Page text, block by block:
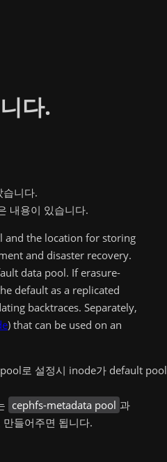
다.
니다.
내용이 있습니다.
and the location for storing
and disaster recovery.
data pool. If erasure-
default as a replicated
backtraces. Separately,
) that can be used on an
로 설정시 inode가 default pool
cephfs-metadata pool 과
만들어주면 됩니다.